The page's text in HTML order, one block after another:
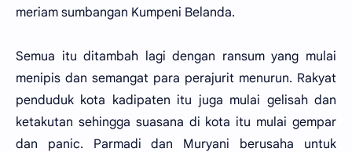
meriam sumbangan Kumpeni Belanda.
Semua itu ditambah lagi dengan ransum yang mulai
menipis dan semangat para perajurit menurun. Rakyat
penduduk kota kadipaten itu juga mulai gelisah dan
ketakutan sehingga suasana di kota itu mulai gempar
dan panic. Parmadi dan Muryani berusaha untuk